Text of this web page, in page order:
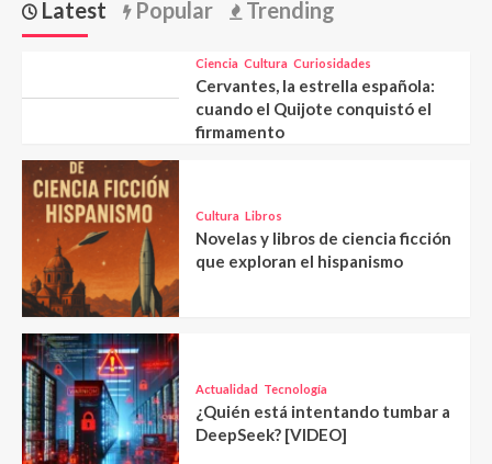
Latest Popular Trending
Ciencia Cultura Curiosidades
Cervantes, la estrella española:
cuando el Quijote conquistó el
firmamento
Cultura Libros
Novelas y libros de ciencia ficción
que exploran el hispanismo
Actualidad Tecnología
¿Quién está intentando tumbar a
DeepSeek? [VIDEO]